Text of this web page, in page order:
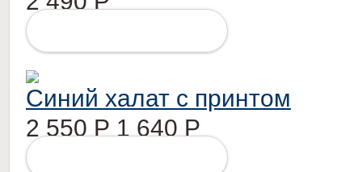
Синий халат с принтом
2 550 Р 1 640 Р